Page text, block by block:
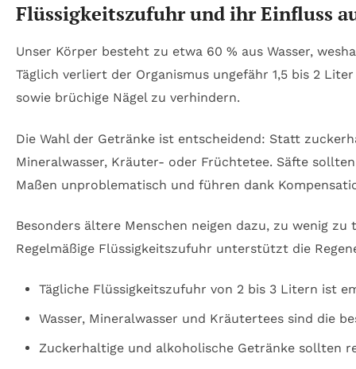
Flüssigkeitszufuhr und ihr Einfluss
Unser Körper besteht zu etwa 60 % aus Wasser,
Täglich verliert der Organismus ungefähr 1,5 bis 2
sowie brüchige Nägel zu verhindern.
Die Wahl der Getränke ist entscheidend: Statt
Mineralwasser, Kräuter- oder Früchtetee. Säfte
Maßen unproblematisch und führen dank
Besonders ältere Menschen neigen dazu, zu wenig
Regelmäßige Flüssigkeitszufuhr unterstützt die
Tägliche Flüssigkeitszufuhr von 2 bis 3 Litern ist
Wasser, Mineralwasser und Kräutertees sind die
Zuckerhaltige und alkoholische Getränke sollten